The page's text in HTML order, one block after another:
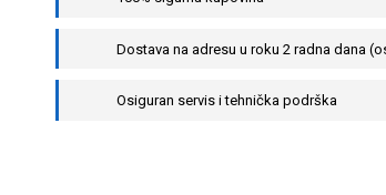
Dostava na adresu u roku 2 radna dana
Osiguran servis i tehnička podrška